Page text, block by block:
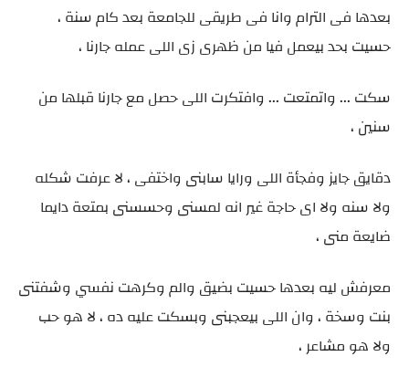
بعدها فى الترام وانا فى طريقى للجامعة بعد كام سنة ،
حسيت بحد بيعمل فيا من ظهرى زى اللى عمله جارنا ،
سكت ... واتمتعت ... وافتكرت اللى حصل مع جارنا قبلها من
سنين ،
دقايق جايز وفجأة اللى ورايا سابنى واختفى ، لا عرفت شكله
ولا سنه ولا اى حاجة غير انه لمسنى وحسسنى بمتعة دايما
ضايعة منى ،
معرفش ليه بعدها حسيت بضيق والم وكرهت نفسي وشفتنى
بنت وسخة ، وان اللى بيعجبنى وبسكت عليه ده ، لا هو حب
ولا هو مشاعر ،